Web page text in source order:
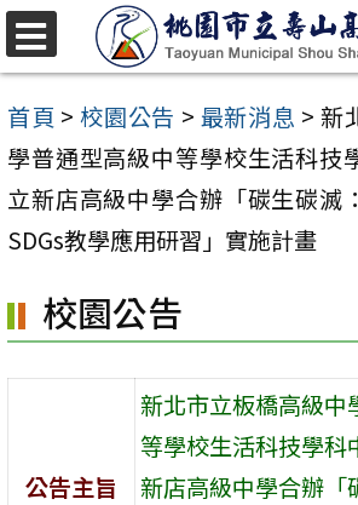
跳
至
主
要
內
容
首頁 > 校園公告 > 最新消息 > 新
學普通型高級中等學校生活科技
立新店高級中學合辦「碳生碳滅
SDGs教學應用研習」實施計畫
校園公告
公告主旨
新北市立板橋高級中
等學校生活科技學科
新店高級中學合辦「
選
單